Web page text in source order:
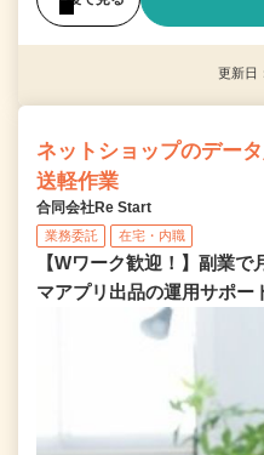
更新日
ネットショップのデー
送軽作業
合同会社Re Start
業務委託 在宅・内職
【Wワーク歓迎！】副業
マアプリ出品の運用サポー